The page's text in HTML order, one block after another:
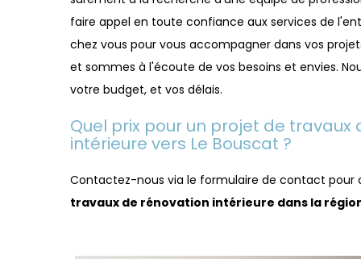
faire appel en toute confiance aux services de
chez vous pour vous accompagner dans vos
et sommes à l'écoute de vos besoins et envies.
votre budget, et vos délais.
Quel prix pour un projet de travaux
intérieure vers Le Bouscat ?
Contactez-nous via le formulaire de contact
travaux de rénovation intérieure dans la